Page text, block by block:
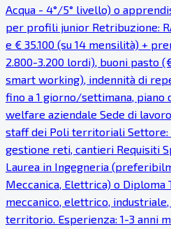
Acqua - 4°/5° livello) o
per profili junior Retribuzione:
e € 35.100 (su 14 mensilità) +
2.800-3.200 lordi), buoni pasto
smart working), indennità di
fino a 1 giorno/settimana, piano
welfare aziendale Sede di
staff dei Poli territoriali Settore:
gestione reti, cantieri Requisiti
Laurea in Ingegneria
Meccanica, Elettrica) o Diploma
meccanico, elettrico,
territorio. Esperienza: 1-3 anni